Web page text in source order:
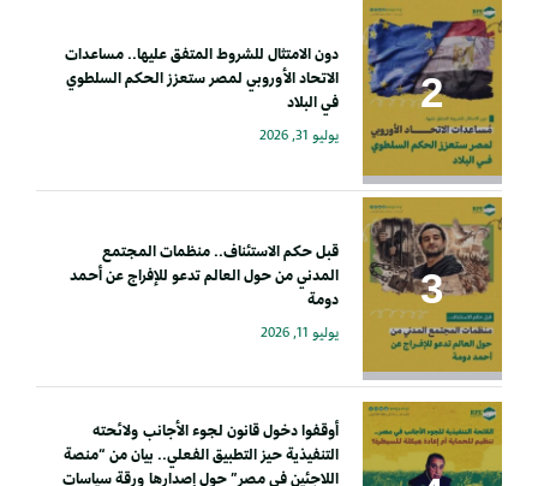
دون الامتثال للشروط المتفق عليها.. مساعدات
الاتحاد الأوروبي لمصر ستعزز الحكم السلطوي
في البلاد
يوليو 31, 2026
قبل حكم الاستئناف.. منظمات المجتمع
المدني من حول العالم تدعو للإفراج عن أحمد
دومة
يوليو 11, 2026
أوقفوا دخول قانون لجوء الأجانب ولائحته
التنفيذية حيز التطبيق الفعلي.. بيان من “منصة
اللاجئين في مصر” حول إصدارها ورقة سياسات